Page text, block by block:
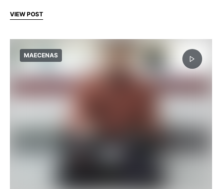
VIEW POST
MAECENAS